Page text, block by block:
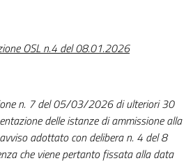
OSL n.4 del 08.01.2026
n. 7 del 05/03/2026 di ulteriori 30
delle istanze di ammissione alla
adottato con delibera n. 4 del 8
che viene pertanto fissata alla data